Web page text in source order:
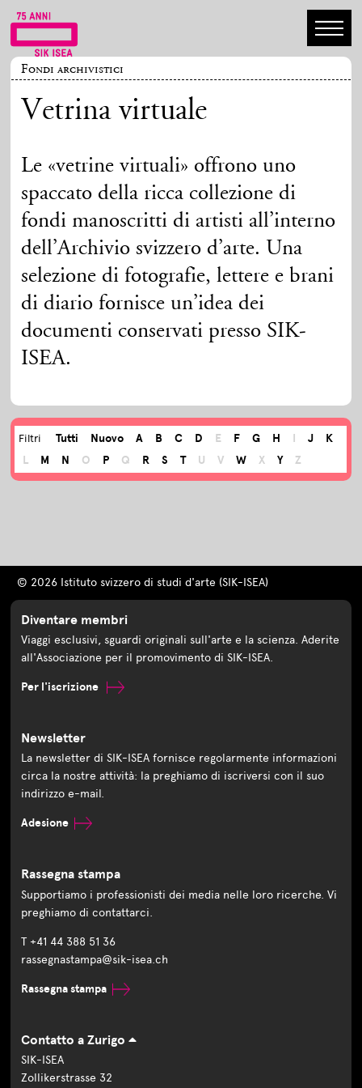
Fondi archivistici
Vetrina virtuale
Le «vetrine virtuali» offrono uno
spaccato della ricca collezione di
fondi manoscritti di artisti all’interno
dell’Archivio svizzero d’arte. Una
selezione di fotografie, lettere e brani
di diario fornisce un’idea dei
documenti conservati presso SIK-
ISEA.
Filtri Tutti Nuovo A B C D E F G H I J
K
L
M N O P Q R S T U V W X Y Z
© 2026 Istituto svizzero di studi d'arte (SIK-ISEA)
Diventare membri
Viaggi esclusivi, sguardi originali sull'arte e la scienza. Aderite
all'Associazione per il promovimento di SIK-ISEA.
Per l'iscrizione
Newsletter
La newsletter di SIK-ISEA fornisce regolarmente informazioni
circa la nostre attività: la preghiamo di iscriversi con il suo
indirizzo e-mail.
Adesione
Rassegna stampa
Supportiamo i professionisti dei media nelle loro ricerche. Vi
preghiamo di contattarci.
T +41 44 388 51 36
rassegnastampa@sik-isea.ch
Rassegna stampa
Contatto a Zurigo
SIK-ISEA
Zollikerstrasse 32